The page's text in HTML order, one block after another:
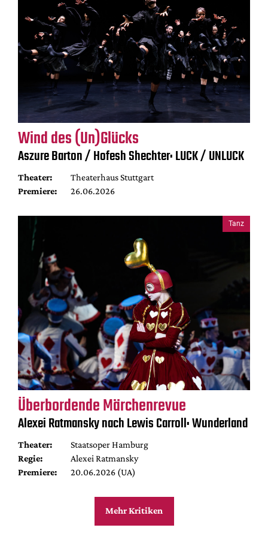
Wind des (Un)Glücks
Aszure Barton / Hofesh Shechter: LUCK / UNLUCK
Theater:
Theaterhaus Stuttgart
Premiere:
26.06.2026
Tanz
Überbordende Märchenrevue
Alexei Ratmansky nach Lewis Carroll: Wunderland
Theater:
Staatsoper Hamburg
Regie:
Alexei Ratmansky
Premiere:
20.06.2026 (UA)
Mehr Kritiken